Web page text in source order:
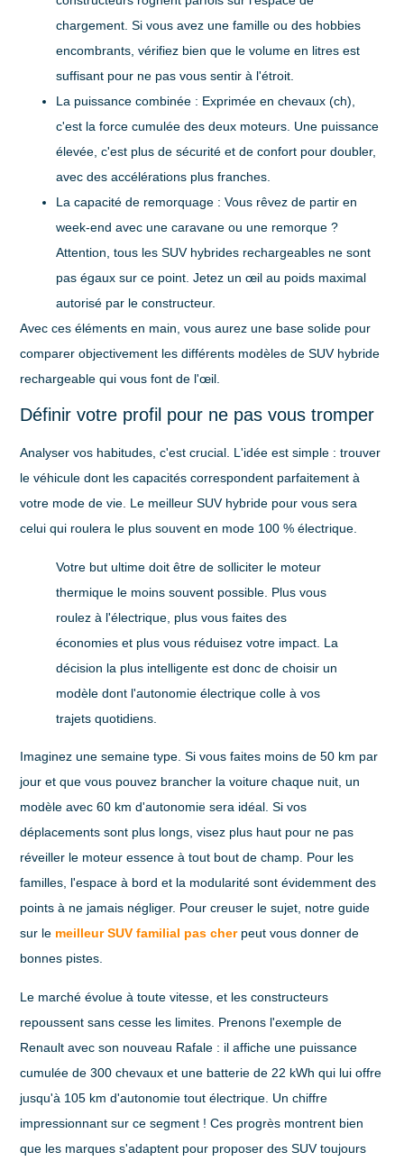
chargement. Si vous avez une famille ou des hobbies
encombrants, vérifiez bien que le volume en litres est
suffisant pour ne pas vous sentir à l'étroit.
La puissance combinée : Exprimée en chevaux (ch),
c'est la force cumulée des deux moteurs. Une puissance
élevée, c'est plus de sécurité et de confort pour doubler,
avec des accélérations plus franches.
La capacité de remorquage : Vous rêvez de partir en
week-end avec une caravane ou une remorque ?
Attention, tous les SUV hybrides rechargeables ne sont
pas égaux sur ce point. Jetez un œil au poids maximal
autorisé par le constructeur.
Avec ces éléments en main, vous aurez une base solide pour
comparer objectivement les différents modèles deSUV hybride
rechargeable qui vous font de l'œil.
Définir votre profil pour ne pas vous tromper
Analyser vos habitudes, c'est crucial. L'idée est simple : trouver
le véhicule dont les capacités correspondent parfaitement à
votre mode de vie. Le meilleur SUV hybride pour vous sera
celui qui roulera le plus souvent en mode 100 % électrique.
Votre but ultime doit être de solliciter le moteur
thermique le moins souvent possible. Plus vous
roulez à l'électrique, plus vous faites des
économies et plus vous réduisez votre impact. La
décision la plus intelligente est donc de choisir un
modèle dont l'autonomie électrique colle à vos
trajets quotidiens.
Imaginez une semaine type. Si vous faites moins de50 km par
jour et que vous pouvez brancher la voiture chaque nuit, un
modèle avec60 km d'autonomie sera idéal. Si vos
déplacements sont plus longs, visez plus haut pour ne pas
réveiller le moteur essence à tout bout de champ. Pour les
familles, l'espace à bord et la modularité sont évidemment des
points à ne jamais négliger. Pour creuser le sujet, notre guide
sur le meilleur SUV familial pas cherpeut vous donner de
bonnes pistes.
Le marché évolue à toute vitesse, et les constructeurs
repoussent sans cesse les limites. Prenons l'exemple de
Renault avec son nouveau Rafale : il affiche une puissance
cumulée de300 chevaux et une batterie de 22 kWh qui lui offre
jusqu'à 105 km d'autonomie tout électrique. Un chiffre
impressionnant sur ce segment ! Ces progrès montrent bien
que les marques s'adaptent pour proposer des SUV toujours